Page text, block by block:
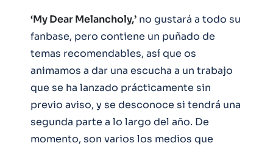
‘My Dear Melancholy,’ no gustará a todo su
fanbase, pero contiene un puñado de
temas recomendables, así que os
animamos a dar una escucha a un trabajo
que se ha lanzado prácticamente sin
previo aviso, y se desconoce si tendrá una
segunda parte a lo largo del año. De
momento, son varios los medios que